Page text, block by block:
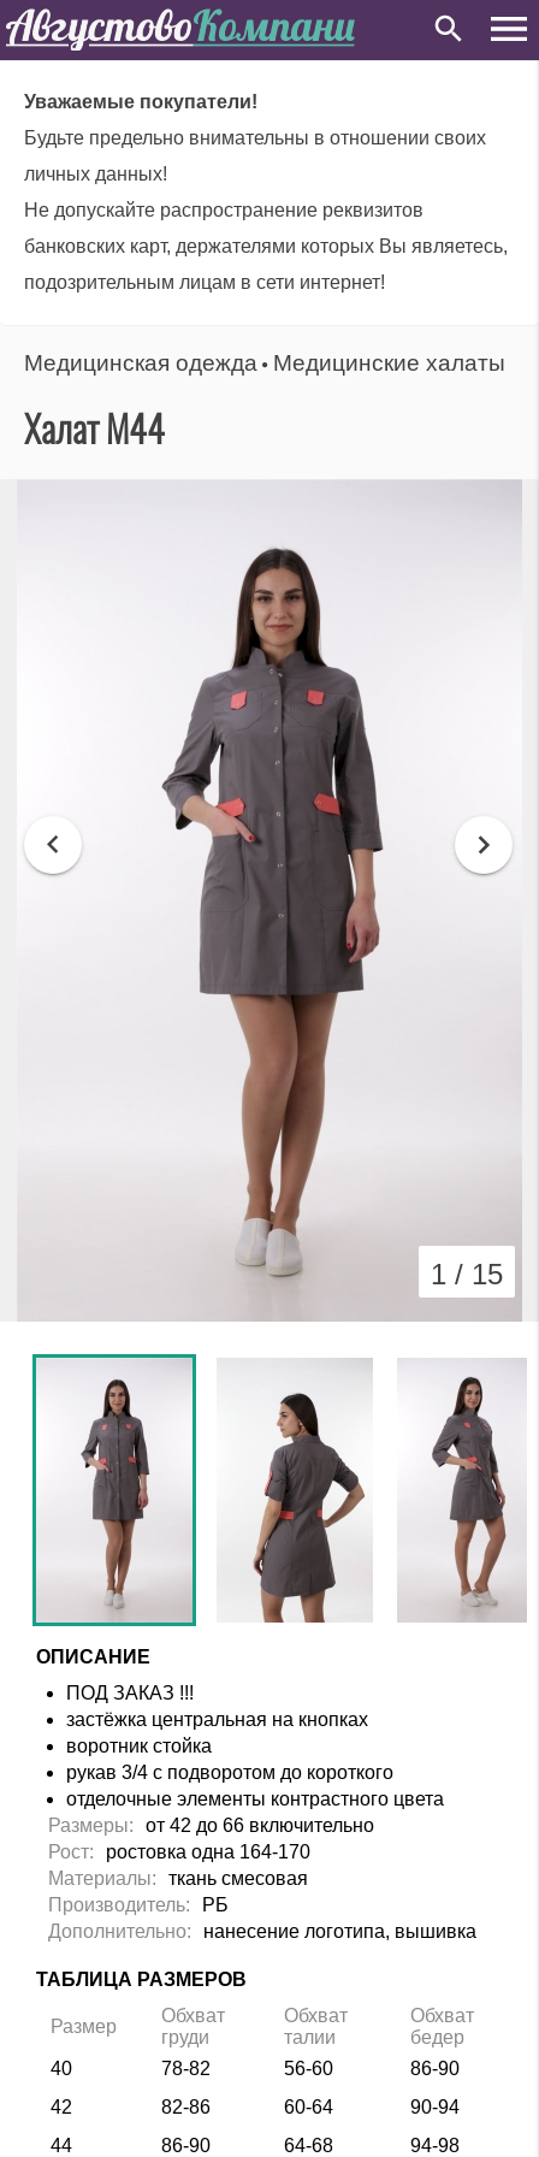
Уважаемые покупатели!
Будьте предельно внимательны в отношении своих
личных данных!
Не допускайте распространение реквизитов
банковских карт, держателями которых Вы являетесь,
подозрительным лицам в сети интернет!
Медицинская одежда ⚫ Медицинские халаты
Халат М44
1 / 15
ОПИСАНИЕ
ПОД ЗАКАЗ !!!
застёжка центральная на кнопках
воротник стойка
рукав 3/4 с подворотом до короткого
отделочные элементы контрастного цвета
Размеры:
от 42 до 66 включительно
Рост:
ростовка одна 164-170
Материалы:
ткань смесовая
Производитель:
РБ
Дополнительно:
нанесение логотипа, вышивка
ТАБЛИЦА РАЗМЕРОВ
Размер
Обхват
груди
Обхват
талии
Обхват
бедер
40
78-82 56-60
86-90
42
82-86 60-64
90-94
44
86-90 64-68 94-98